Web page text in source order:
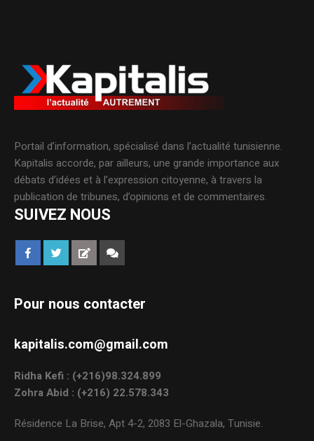
Portail d’information, spécialisé dans l’actualité tunisienne.
Kapitalis accorde, par ailleurs, une grande importance aux
débats d’idées et à l’expression citoyenne, à travers la
publication de tribunes, d’opinions et de commentaires.
SUIVEZ NOUS
Pour nous contacter
kapitalis.com@gmail.com
Ridha Kefi : (+216)98.324.899
Zohra Abid : (+216) 22.578.343
Résidence La Brise, Apt 4-2, 2083 El-Ghazala, Tunisie.